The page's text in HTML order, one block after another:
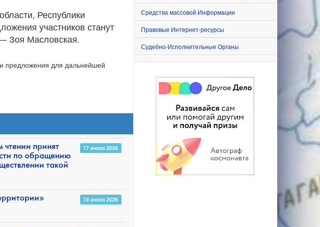
Республики
участников станут
Зоя Масловская.
предложения для дальнейшей
чтении принят
по обращению
такой
17 июня 2026
18 июня 2026
Средства массовой Информации
Правовые Интернет-ресурсы
Судебно-Исполнительные Органы